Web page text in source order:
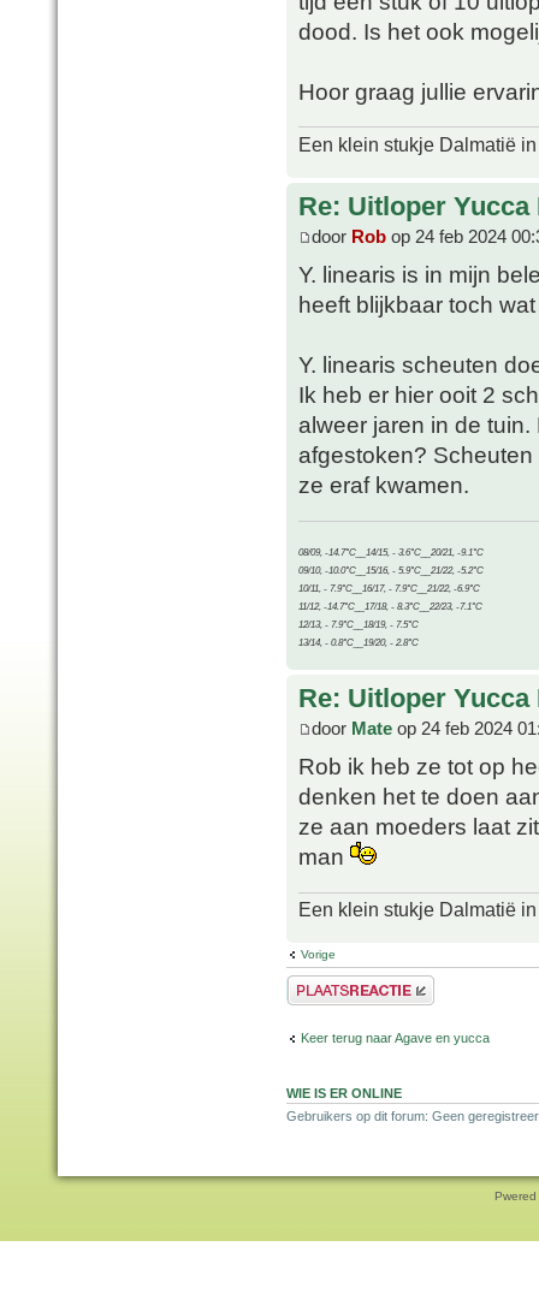
dood. Is het ook
Hoor graag jullie
Een klein stukje Dalmatië
Re: Uitloper
door Rob op 24 feb 2024
Y. linearis is in mijn
heeft blijkbaar toch
Y. linearis scheuten
Ik heb er hier ooit 2
alweer jaren in de
afgestoken?
ze eraf kwamen.
08/09, -14.7°C__14/15, - 3.6°C__20/21, -9.1°C
09/10, -10.0°C__15/16, - 5.9°C__21/22, -5.2°C
10/11, - 7.9°C__16/17, - 7.9°C__21/22, -6.9°C
11/12, -14.7°C__17/18, - 8.3°C__22/23, -7.1°C
12/13, - 7.9°C__18/19, - 7.5°C
13/14, - 0.8°C__19/20, - 2.8°C
Re: Uitloper
door Mate op 24 feb 2024
Rob ik heb ze tot op
denken het te doen
ze aan moeders laat
man
Een klein stukje Dalmatië
Vorige
Plaats een reactie
Keer terug naar Agave en yucca
WIE IS ER ONLINE
Gebruikers op dit forum: Geen